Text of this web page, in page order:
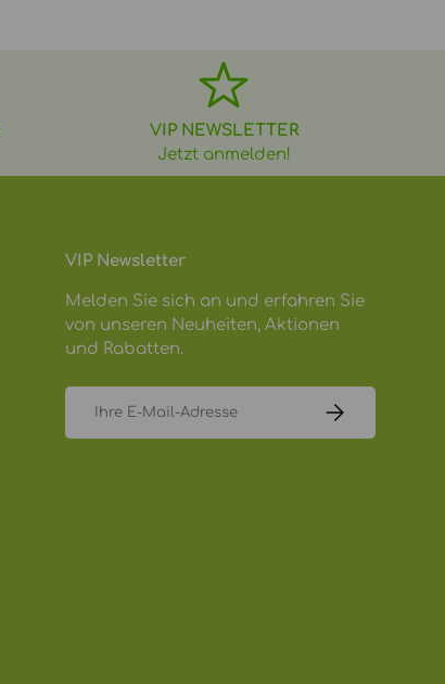
VIP NEWSLETTER
Jetzt anmelden!
VIP Newsletter
Melden Sie sich an und erfahren Sie
von unseren Neuheiten, Aktionen
und Rabatten.
ABONNIEREN